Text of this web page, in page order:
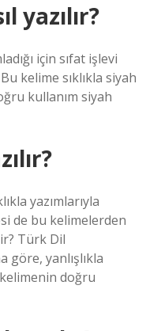
yazılır?
için sıfat işlevi
kelime sıklıkla siyah
kullanım siyah
yazımlarıyla
de bu kelimelerden
Türk Dil
göre, yanlışlıkla
doğru